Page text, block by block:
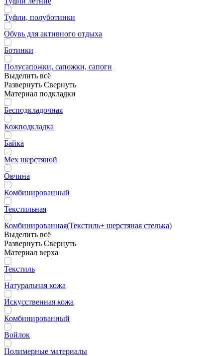
Туфли, полуботинки
Обувь для активного отдыха
Ботинки
Полусапожки, сапожки, сапоги
Выделить всё
Развернуть Свернуть
Материал подкладки
Бесподкладочная
Кожподкладка
Байка
Мех шерстяной
Овчина
Комбинированный
Текстильная
Комбинированная(Текстиль+ шерстяная стелька)
Выделить всё
Развернуть Свернуть
Материал верха
Текстиль
Натуральная кожа
Искусственная кожа
Комбинированный
Войлок
Полимерные материалы